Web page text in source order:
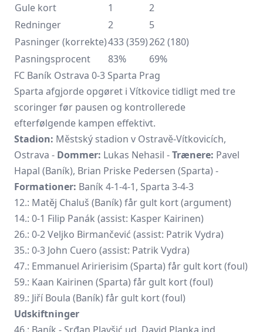
Gule kort
1
2
Redninger
2
5
Pasninger (korrekte)433 (359)262 (180)
Pasningsprocent
83%
69%
FC Baník Ostrava 0-3 Sparta Prag
Sparta afgjorde opgøret i Vítkovice tidligt med tre
scoringer før pausen og kontrollerede
efterfølgende kampen effektivt.
Stadion: Městský stadion v Ostravě-Vítkovicích,
Ostrava - Dommer: Lukas Nehasil -Trænere: Pavel
Hapal (Baník), Brian Priske Pedersen (Sparta) -
Formationer: Baník 4-1-4-1, Sparta 3-4-3
12.: Matěj Chaluš (Baník) får gult kort (argument)
14.: 0-1 Filip Panák (assist: Kasper Kairinen)
26.: 0-2Veljko Birmančević (assist: Patrik Vydra)
35.: 0-3 John Cuero (assist: Patrik Vydra)
47.: Emmanuel Aririerisim (Sparta) får gult kort (foul)
59.: Kaan Kairinen (Sparta) får gult kort (foul)
89.: Jiří Boula (Baník) får gult kort (foul)
Udskiftninger